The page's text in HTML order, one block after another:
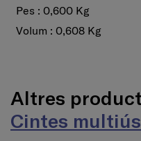
Pes : 0,600 Kg
Volum : 0,608 Kg
Altres
Cintes